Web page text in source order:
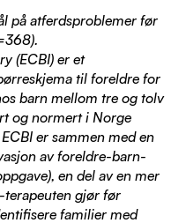
på atferdsproblemer før
(ECBI) er et
til foreldre for
barn mellom tre og tolv
og normert i Norge
er sammen med en
av foreldre-barn-
en del av en mer
gjør før
familier med